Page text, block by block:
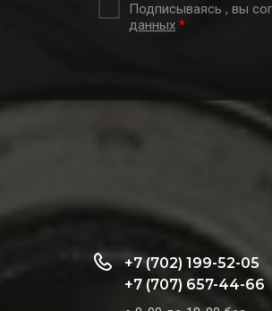
Подписываясь , вы
данных *
+7 (702) 199-52-05
+7 (707) 657-44-66